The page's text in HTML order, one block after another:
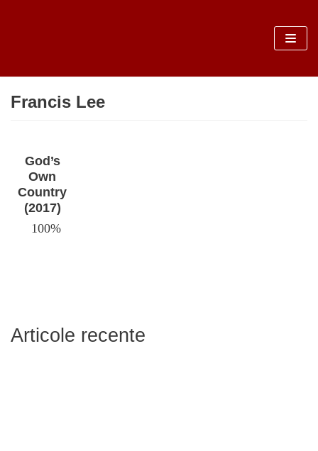
conținut
Francis Lee
God’s
Own
Country
(2017)
100%
Articole recente